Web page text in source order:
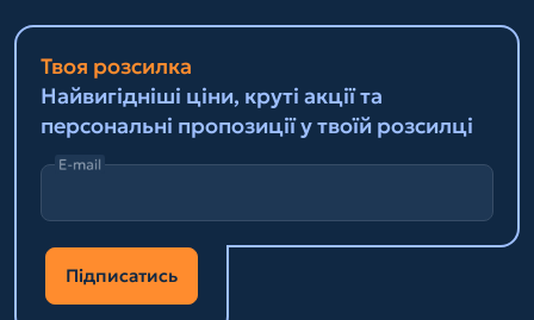
Твоя розсилка
Найвигідніші ціни, круті акції та
персональні пропозиції у твоїй розсилці
E-mail
Підписатись